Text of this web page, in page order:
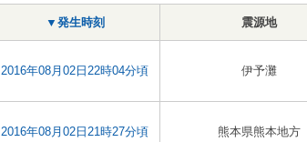
▼発生時刻 震源地
2016年08月02日22時04分頃 伊予灘
2016年08月02日21時27分頃 熊本県熊本地方